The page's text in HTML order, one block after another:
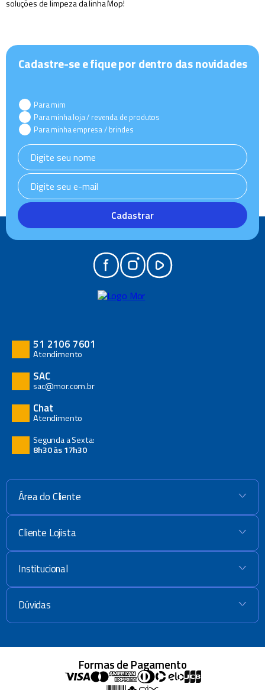
soluções de limpeza da linha Mop!
Cadastre-se e fique por dentro das novidades
Para mim
Para minha loja / revenda de produtos
Para minha empresa / brindes
Cadastrar
51 2106 7601
Atendimento
SAC
sac@mor.com.br
Chat
Atendimento
Segunda a Sexta:
8h30 às 17h30
Área do Cliente +
Cliente Lojista +
Institucional +
Dúvidas +
Formas de Pagamento